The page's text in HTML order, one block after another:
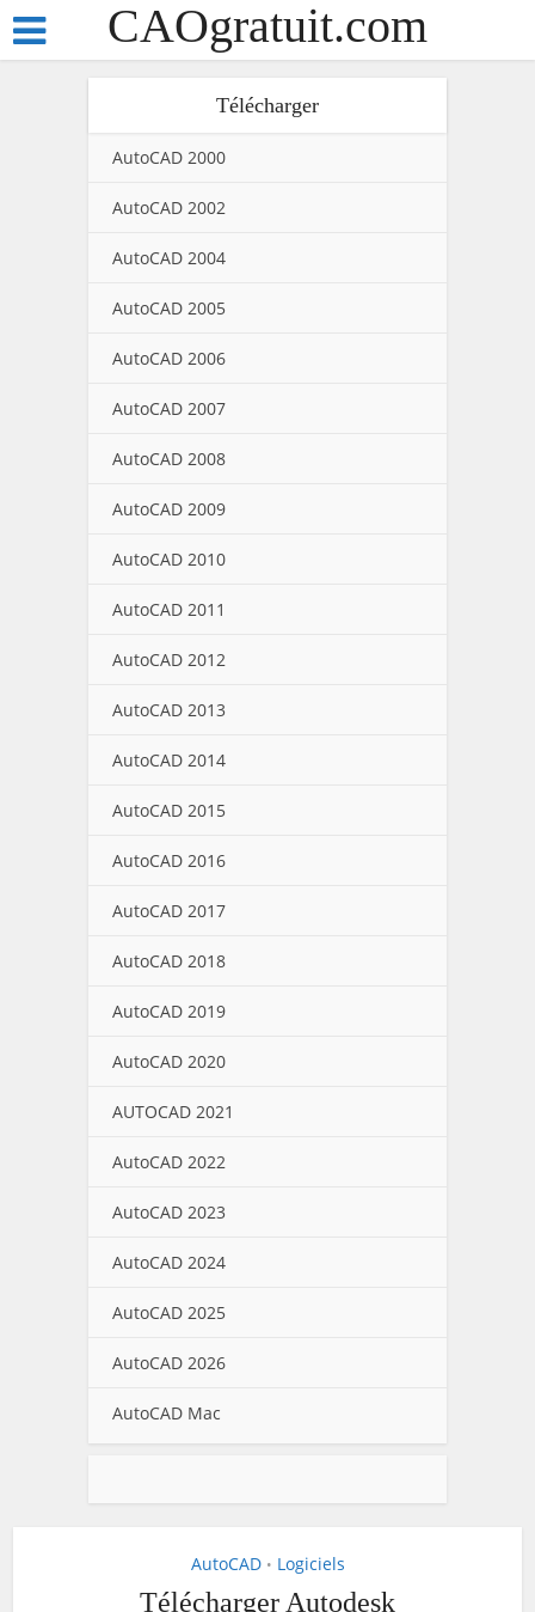
CAOgratuit.com
Télécharger
AutoCAD 2000
AutoCAD 2002
AutoCAD 2004
AutoCAD 2005
AutoCAD 2006
AutoCAD 2007
AutoCAD 2008
AutoCAD 2009
AutoCAD 2010
AutoCAD 2011
AutoCAD 2012
AutoCAD 2013
AutoCAD 2014
AutoCAD 2015
AutoCAD 2016
AutoCAD 2017
AutoCAD 2018
AutoCAD 2019
AutoCAD 2020
AUTOCAD 2021
AutoCAD 2022
AutoCAD 2023
AutoCAD 2024
AutoCAD 2025
AutoCAD 2026
AutoCAD Mac
AutoCAD • Logiciels
Télécharger Autodesk